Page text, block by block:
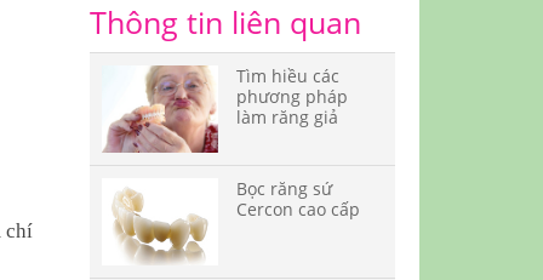
chí
Thông tin liên quan
Tìm hiều các
phương pháp
làm răng giả
Bọc răng sứ
Cercon cao cấp